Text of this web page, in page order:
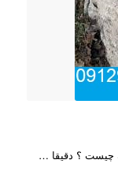
چیست ؟ دقیقا …